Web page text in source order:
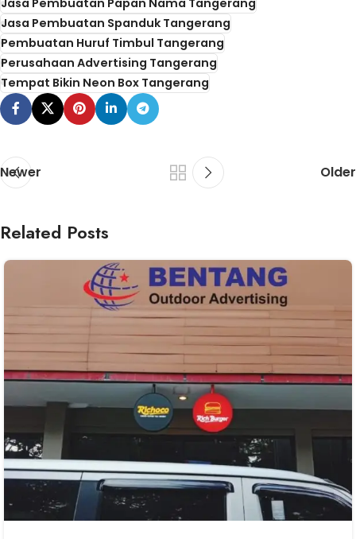
Jasa Pembuatan Spanduk Tangerang
Pembuatan Huruf Timbul Tangerang
Perusahaan Advertising Tangerang
Tempat Bikin Neon Box Tangerang
Newer Older
Related Posts